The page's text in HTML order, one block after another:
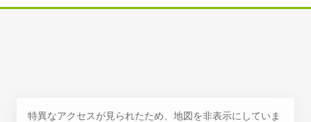
特異なアクセスが見られたため、地図を非表示にしていま